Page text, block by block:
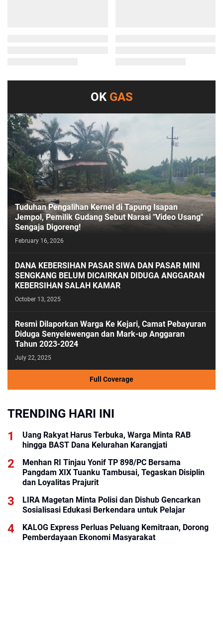
OK GAS
Tuduhan Pengalihan Kernel di Tapung Isapan
Jempol, Pemilik Gudang Sebut Narasi "Video Usang"
Sengaja Digoreng!
February 16, 2026
DANA KEBERSIHAN PASAR SIWA DAN PASAR MINI
SENGKANG BELUM DICAIRKAN DIDUGA ANGGARAN
KEBERSIHAN SALAH KAMAR
October 13, 2025
Resmi Dilaporkan Warga Ke Kejari, Camat Pebayuran
Diduga Senyelewengan dan Mark-up Anggaran
Tahun 2023-2024
July 22, 2025
Full Coverage
TRENDING HARI INI
Uang Rakyat Harus Terbuka, Warga Minta RAB
hingga BAST Dana Kelurahan Karangjati
Menhan RI Tinjau Yonif TP 898/PC Bersama
Pangdam XIX Tuanku Tambusai, Tegaskan Disiplin
dan Loyalitas Prajurit
LIRA Magetan Minta Polisi dan Dishub Gencarkan
Sosialisasi Edukasi Berkendara untuk Pelajar
KALOG Express Perluas Peluang Kemitraan, Dorong
Pemberdayaan Ekonomi Masyarakat